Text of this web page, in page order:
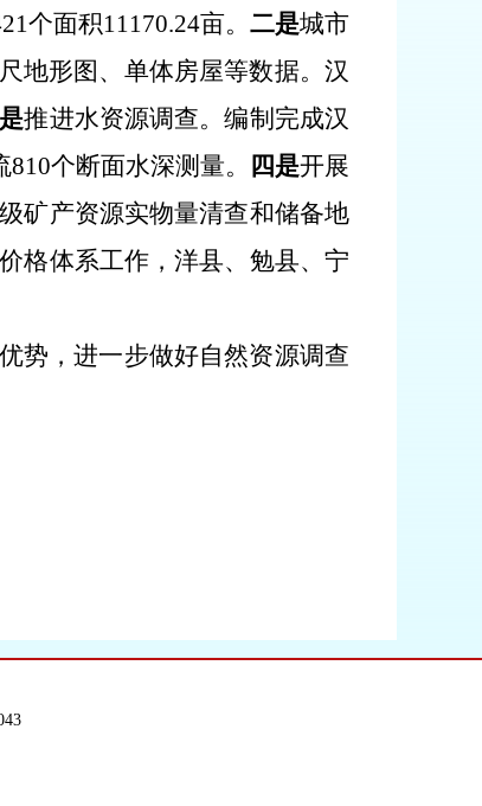
个面积11170.24亩。 二是城市
地形图、单体房屋等数据。汉
推进水资源调查。编制完成汉
810个断面水深测量。 四是开展
矿产资源实物量清查和储备地
格体系工作，洋县、勉县、宁
势，进一步做好自然资源调查